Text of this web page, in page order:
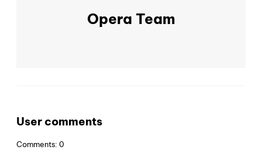
Opera Team
User comments
Comments: 0